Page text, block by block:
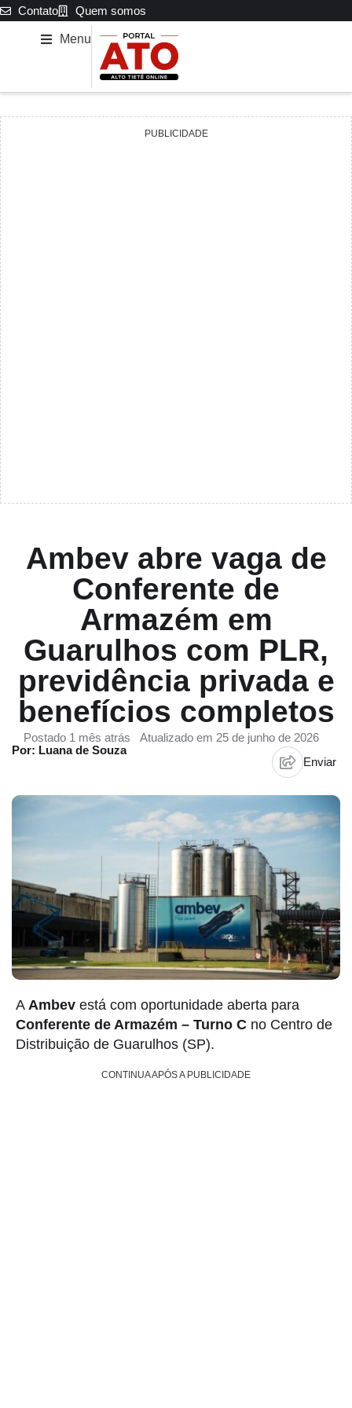
Contato Quem somos
Menu
PUBLICIDADE
Ambev abre vaga de
Conferente de
Armazém em
Guarulhos com PLR,
previdência privada e
benefícios completos
Postado 1 mês atrás
Atualizado em 25 de junho de 2026
Por: Luana de Souza
Enviar
A Ambev está com oportunidade aberta para
Conferente de Armazém – Turno C no Centro de
Distribuição de Guarulhos (SP).
CONTINUA APÓS A PUBLICIDADE